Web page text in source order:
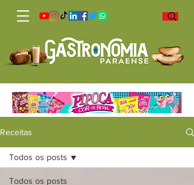
Receitas
Todos os posts
Todos os posts